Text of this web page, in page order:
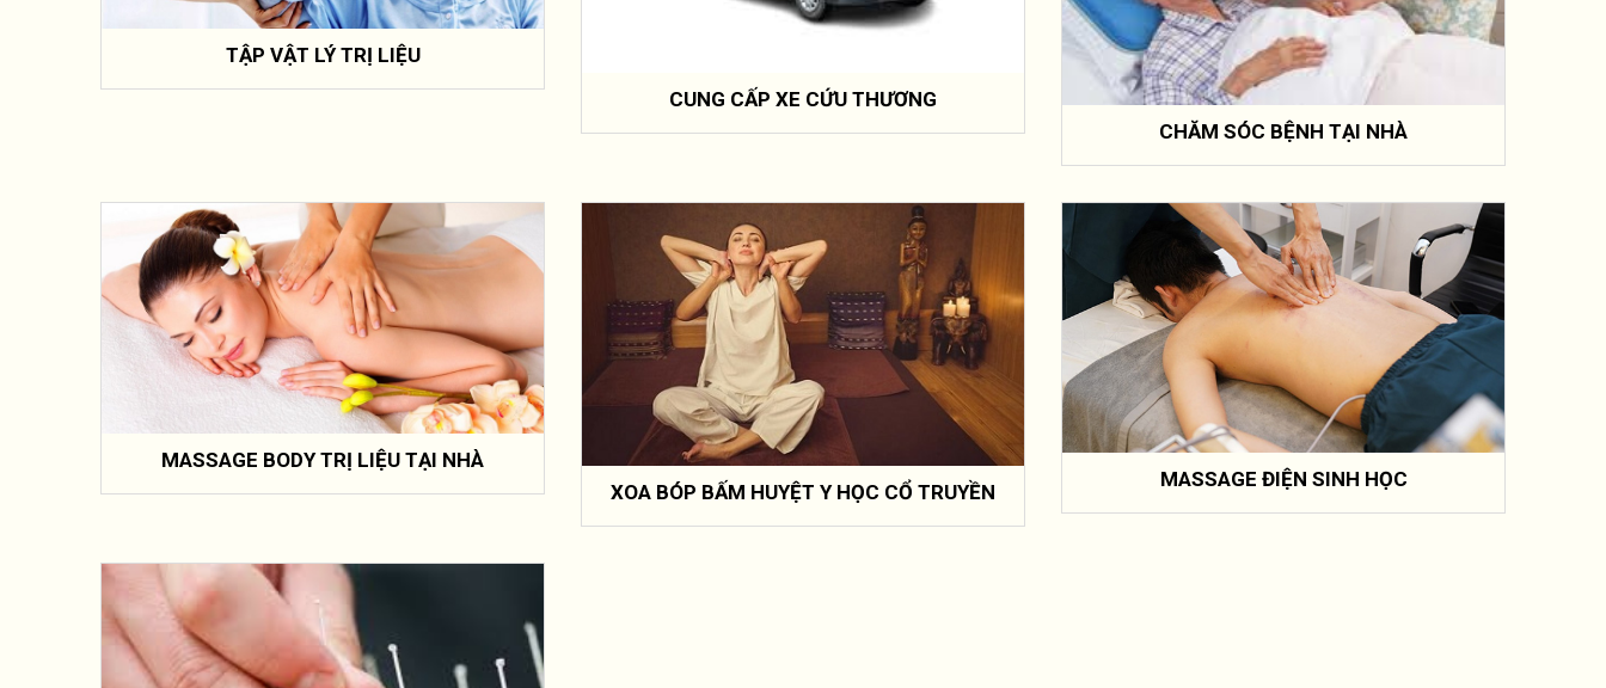
TẬP VẬT LÝ TRỊ LIỆU
CUNG CẤP XE CỨU THƯƠNG
CHĂM SÓC BỆNH TẠI NHÀ
MASSAGE BODY TRỊ LIỆU TẠI NHÀ
XOA BÓP BẤM HUYỆT Y HỌC CỔ TRUYỀN
MASSAGE ĐIỆN SINH HỌC